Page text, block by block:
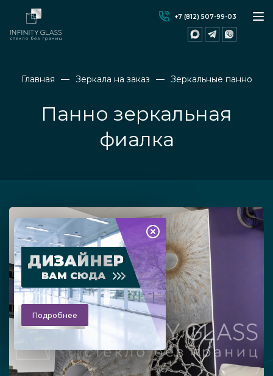
+7 (812) 507-99-03
Главная Зеркала на заказ Зеркальные панно
Панно зеркальная
фиалка
ДИЗАЙНЕР
ВАМ СЮДА
Подробнее